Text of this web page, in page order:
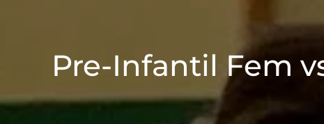
Pre-Infantil Fem